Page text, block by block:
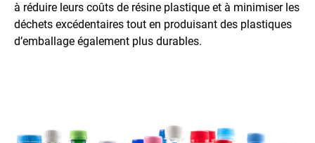
à réduire leurs coûts de résine plastique et à minimiser les
déchets excédentaires tout en produisant des plastiques
d’emballage également plus durables.